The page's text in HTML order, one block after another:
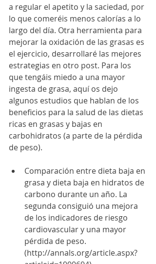
a regular el apetito y la saciedad, por
lo que comeréis menos calorías a lo
largo del día. Otra herramienta para
mejorar la oxidación de las grasas es
el ejercicio, desarrollaré las mejores
estrategias en otro post. Para los
que tengáis miedo a una mayor
ingesta de grasa, aquí os dejo
algunos estudios que hablan de los
beneficios para la salud de las dietas
ricas en grasas y bajas en
carbohidratos (a parte de la pérdida
de peso).
Comparación entre dieta baja en
grasa y dieta baja en hidratos de
carbono durante un año. La
segunda consiguió una mejora
de los indicadores de riesgo
cardiovascular y una mayor
pérdida de peso.
(http://annals.org/article.aspx?